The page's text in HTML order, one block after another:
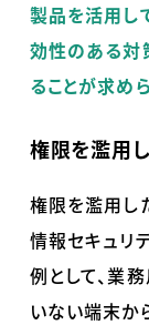
製品を活用し
効性のある対
ることが求め
権限を濫用
権限を濫用し
情報セキュリ
例として、業
いない端末か